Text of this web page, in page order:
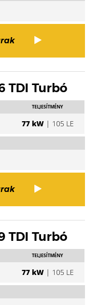
TDI Turbó
TELJESÍTMÉNY
77 kW| 105 LE
TDI Turbó
TELJESÍTMÉNY
77 kW| 105 LE